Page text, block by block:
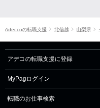
Adeccoの転職支援 北信越 山梨県
アデコの転職支援に登録
MyPagログイン
転職のお仕事検索